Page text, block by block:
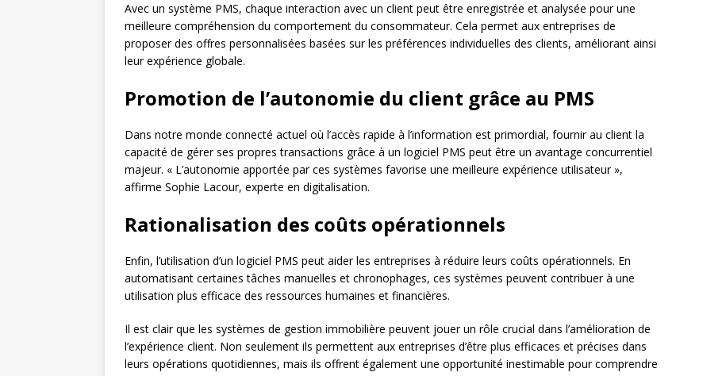
Avec un système PMS, chaque interaction avec un client peut être enregistrée et analysée pour une
meilleure compréhension du comportement du consommateur. Cela permet aux entreprises de
proposer des offres personnalisées basées sur les préférences individuelles des clients, améliorant ainsi
leur expérience globale.
Promotion de l’autonomie du client grâce au PMS
Dans notre monde connecté actuel où l’accès rapide à l’information est primordial, fournir au client la
capacité de gérer ses propres transactions grâce à un logiciel PMS peut être un avantage concurrentiel
majeur. « L’autonomie apportée par ces systèmes favorise une meilleure expérience utilisateur »,
affirme Sophie Lacour, experte en digitalisation.
Rationalisation des coûts opérationnels
Enfin, l’utilisation d’un logiciel PMS peut aider les entreprises à réduire leurs coûts opérationnels. En
automatisant certaines tâches manuelles et chronophages, ces systèmes peuvent contribuer à une
utilisation plus efficace des ressources humaines et financières.
Il est clair que les systèmes de gestion immobilière peuvent jouer un rôle crucial dans l’amélioration de
l’expérience client. Non seulement ils permettent aux entreprises d’être plus efficaces et précises dans
leurs opérations quotidiennes, mais ils offrent également une opportunité inestimable pour comprendre